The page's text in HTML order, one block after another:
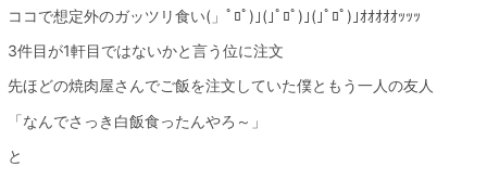
ココで想定外のガッツリ食い(」ﾟﾛﾟ)｣(｣ﾟﾛﾟ)｣(｣ﾟﾛﾟ)｣ｵｵｵｵｵｯｯｯ
3件目が1軒目ではないかと言う位に注文
先ほどの焼肉屋さんでご飯を注文していた僕ともう一人の友人
「なんでさっき白飯食ったんやろ～」
と